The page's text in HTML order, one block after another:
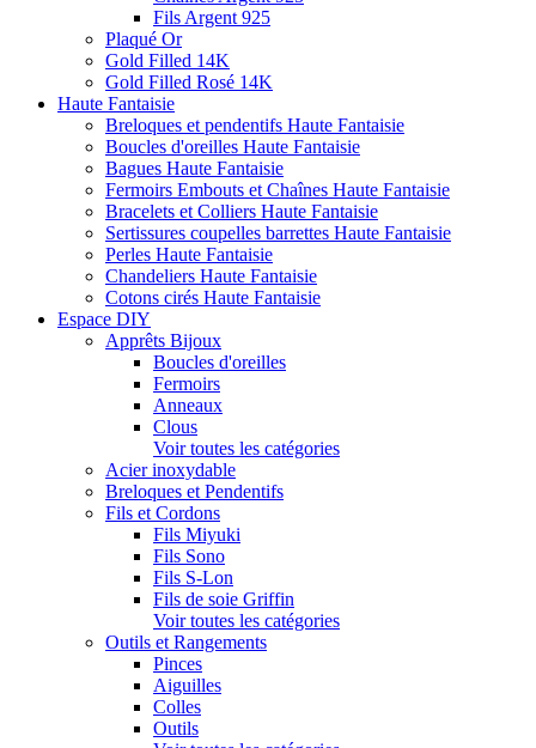
Fils Argent 925
Plaqué Or
Gold Filled 14K
Gold Filled Rosé 14K
Haute Fantaisie
Breloques et pendentifs Haute Fantaisie
Boucles d'oreilles Haute Fantaisie
Bagues Haute Fantaisie
Fermoirs Embouts et Chaînes Haute Fantaisie
Bracelets et Colliers Haute Fantaisie
Sertissures coupelles barrettes Haute Fantaisie
Perles Haute Fantaisie
Chandeliers Haute Fantaisie
Cotons cirés Haute Fantaisie
Espace DIY
Apprêts Bijoux
Boucles d'oreilles
Fermoirs
Anneaux
Clous
Voir toutes les catégories
Acier inoxydable
Breloques et Pendentifs
Fils et Cordons
Fils Miyuki
Fils Sono
Fils S-Lon
Fils de soie Griffin
Voir toutes les catégories
Outils et Rangements
Pinces
Aiguilles
Colles
Outils